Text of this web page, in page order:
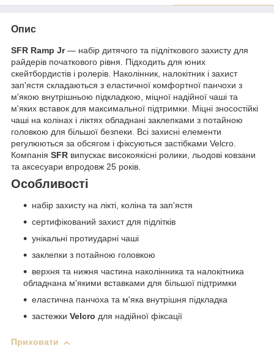
Опис
SFR Ramp Jr— набір дитячого та підліткового захисту для
райдерів початкового рівня. Підходить для юних
скейтбордистів і ролерів. Наколінник, налокітник і захист
зап'ястя складаються з еластичної комфортної панчохи з
м'якою внутрішньою підкладкою, міцної надійної чаші та
м'яких вставок для максимальної підтримки. Міцні зносостійкі
чаші на колінах і ліктях обладнані заклепками з потайною
головкою для більшої безпеки. Всі захисні елементи
регулюються за обсягом і фіксуються застібками Velcro.
Компанія SFR випускає високоякісні ролики, льодові ковзани
та аксесуари впродовж 25 років.
Особливості
набір захисту на лікті, коліна та зап'ястя
сертифікований захист для підлітків
унікальні протиударні чаші
заклепки з потайною головкою
верхня та нижня частина наколінника та налокітника
обладнана м'якими вставками для більшої підтримки
еластична панчоха та м'яка внутрішня підкладка
застежки Velcro для надійної фіксації
Приховати